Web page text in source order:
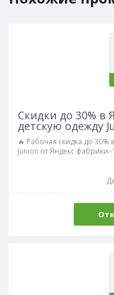
Скидки до 30% в
детскую одежду
🔥 Рабочая скидка до 30%
Junion от Яндекс